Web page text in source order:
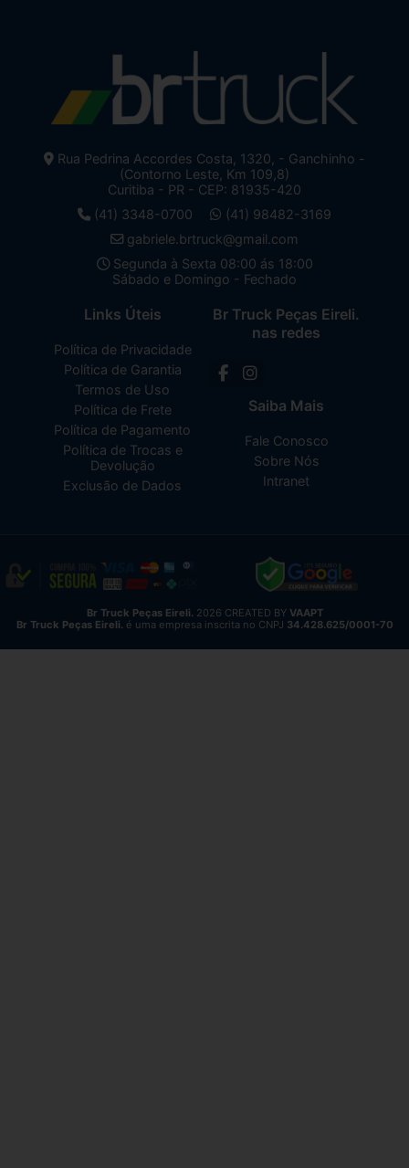
Rua Pedrina Accordes Costa, 1320, - Ganchinho -
(Contorno Leste, Km 109,8)
Curitiba - PR - CEP: 81935-420
(41) 3348-0700
(41) 98482-3169
gabriele.brtruck@gmail.com
Segunda à Sexta 08:00 ás 18:00
Sábado e Domingo - Fechado
Links Úteis
Política de Privacidade
Política de Garantia
Termos de Uso
Política de Frete
Política de Pagamento
Política de Trocas e
Devolução
Exclusão de Dados
Br Truck Peças Eireli.
nas redes
Saiba Mais
Fale Conosco
Sobre Nós
Intranet
Br Truck Peças Eireli. 2026 CREATED BY VAAPT
Br Truck Peças Eireli. é uma empresa inscrita no CNPJ 34.428.625/0001-70